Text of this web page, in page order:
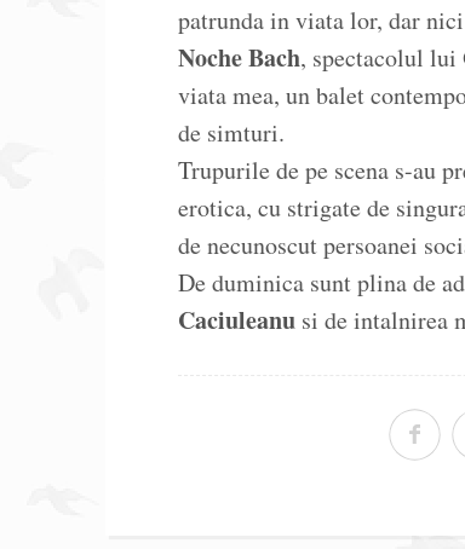
patrunda in viata lor, dar
Noche Bach, spectacolul lui
viata mea, un balet
de simturi.
Trupurile de pe scena s-au
erotica, cu strigate de
de necunoscut persoanei
De duminica sunt plina de
Caciuleanu si de intalnirea